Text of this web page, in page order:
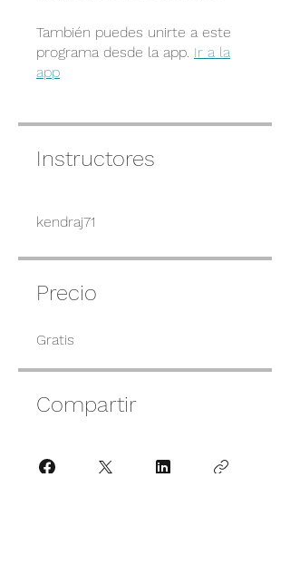
También puedes unirte a este
programa desde la app. Ir a la
app
Instructores
kendraj71
Precio
Gratis
Compartir